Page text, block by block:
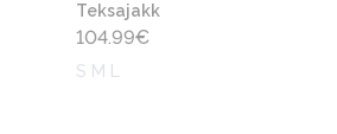
Teksajakk
104.99€
S M L